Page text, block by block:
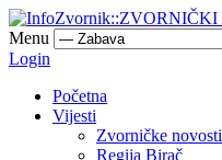
Menu
Login
Početna
Vijesti
Zvorničke novosti
Regija Birač